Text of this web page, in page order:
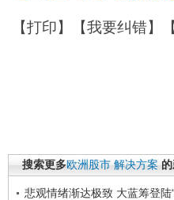
【打印】【我要纠错】【
搜索更多欧洲股市 解决方案 的
悲观情绪渐达极致 大蓝筹登陆